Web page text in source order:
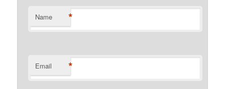
Name *
Email *